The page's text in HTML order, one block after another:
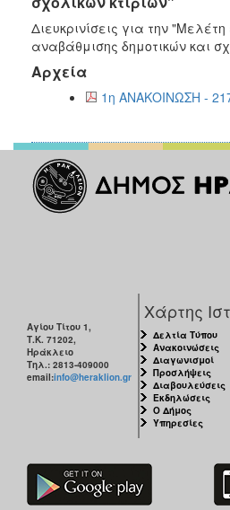
2022
2021
2019
2017
2016
2015
ΤΟΠΟΣ
ΜΑΣ
ΠΟΛΙΤΙΣΜΟΣ
Διευκρινίσεις για την
αναβάθμισης δημοτικών και
Αρχεία
1η ΑΝΑΚΟΙΝΩΣΗ -
Αγίου Τίτου 1,
Τ.Κ. 71202,
Ηράκλειο
Τηλ.: 2813-409000
email:info@heraklion.gr
Χάρτης
Δελτία Τύπου
Ανακοινώσεις
Διαγωνισμοί
Προσλήψεις
Διαβουλεύσεις
Εκδηλώσεις
Ο Δήμος
Υπηρεσίες